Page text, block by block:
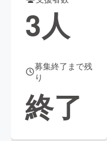
Creation
コミュニティ
3人
募集終了まで残
り
終了